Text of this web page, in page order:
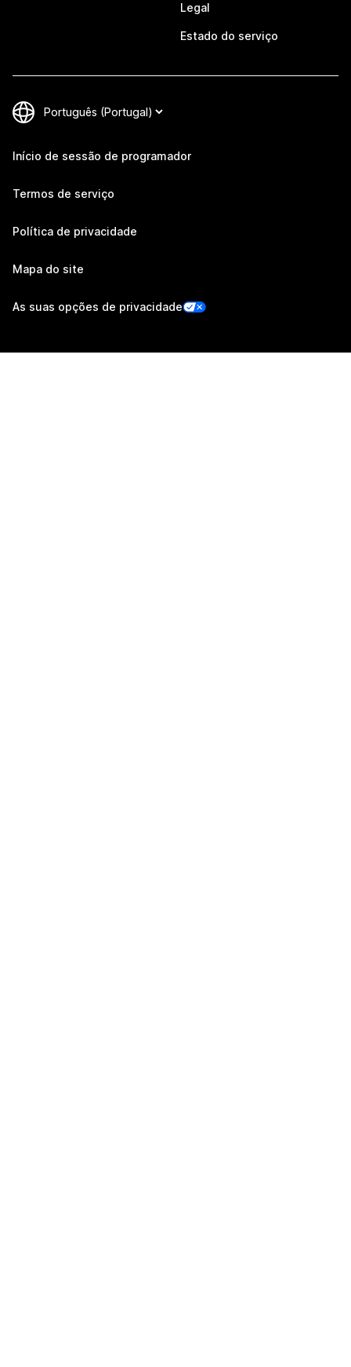
Legal
Estado do serviço
Início de sessão de programador
Termos de serviço
Política de privacidade
Mapa do site
As suas opções de privacidade